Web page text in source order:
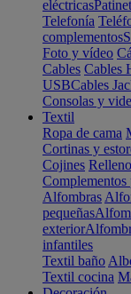
eléctricas
Telefonía
complementos
Foto y vídeo
Cables Cables
USBCables
Consolas y
Textil
Ropa de cama
Cortinas y
Cojines Relleno
Complementos
Alfombras
pequeñas
exterior
infantiles
Textil baño
Textil cocina